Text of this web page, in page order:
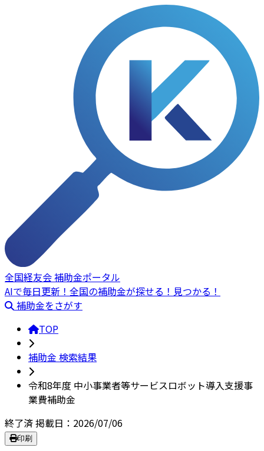
全国経友会 補助金ポータル
AIで毎日更新！全国の補助金が探せる！見つかる！
補助金をさがす
TOP
補助金 検索結果
令和8年度 中小事業者等サービスロボット導入支援事
業費補助金
終了済掲載日：2026/07/06
印刷